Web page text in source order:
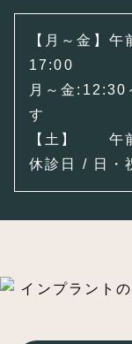
【月～金】
17:00
月～金:12:30
す
【土】 午
休診日 / 日・